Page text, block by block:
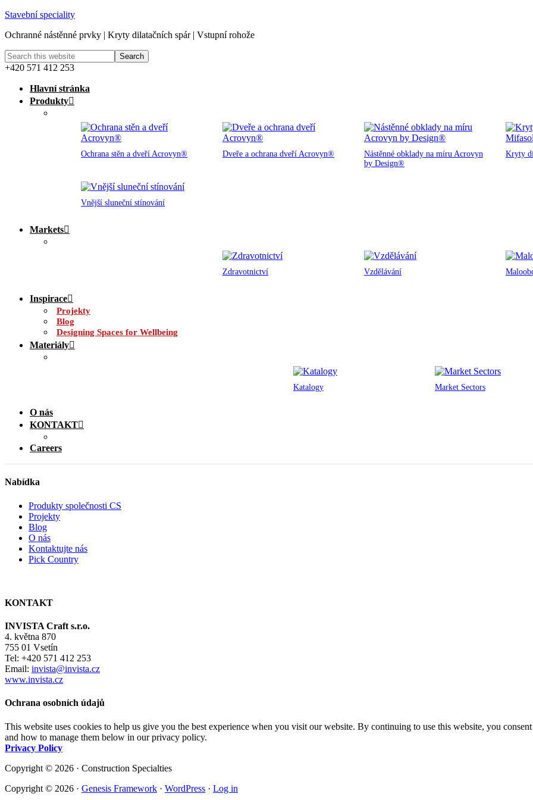
Stavební speciality
Ochranné nástěnné prvky | Kryty dilatačních spár | Vstupní rohože
+420 571 412 253
Hlavní stránka
Produkty
Ochrana stěn a dveří Acrovyn® Dveře a ochrana dveří Acrovyn®
Nástěnné obklady na míru Acrovyn
by Design®
Kryty
Vnější sluneční stínování
Markets
Zdravotnictví Vzdělávání
Inspirace
Projekty
Blog
Designing Spaces for Wellbeing
Materiály
Katalogy Market Sectors
O nás
KONTAKT
Careers
Nabídka
Produkty společnosti CS
Projekty
Blog
O nás
Kontaktujte nás
Pick Country
KONTAKT
INVISTA Craft s.r.o.
4. května 870
755 01 Vsetín
Tel: +420 571 412 253
Email: invista@invista.cz
www.invista.cz
Ochrana osobních údajů
This website uses cookies to help us give you the best experience when you visit our website. By continuing to use this website, you
and how to manage them below in our privacy policy.
Privacy Policy
Copyright © 2026 · Construction Specialties
Copyright © 2026 · Genesis Framework · WordPress · Log in